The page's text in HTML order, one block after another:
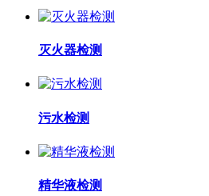
灭火器检测
污水检测
精华液检测